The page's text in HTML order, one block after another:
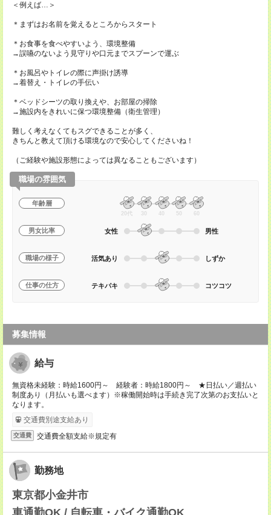
＜例えば…＞
＊まずはお名前を覚えるところからスタート
＊お食事を食べやすいよう、環境整備
→誤嚥のないよう見守りや口元までスプーンで運ぶ
＊お風呂やトイレの際に声掛け誘導
→着替え・トイレの手伝い
＊ベッドシーツの取り換えや、お部屋の掃除
→施設内をきれいに保つ環境整備（衛生管理）
難しく考えなくてもスグできることが多く、
きちんと教えて頂ける環境なので安心してくださいね！
（ご経験や施設形態によっては異なることもございます）
職場の雰囲気
年齢層
20代 30 40 50 60
男女比率 女性 男性
職場の様子 活気あり しずか
仕事の仕方 テキパキ コツコツ
募集情報
給与
無資格未経験：時給1600円～ 経験者：時給1800円～ ★日払い／週払い
制度あり（月払いも選べます）※稼働開始時は手続き完了次第のお支払いと
なります。
交通費別途支給あり
交通費 交通費全額支給※規定有
勤務地
東京都小金井市